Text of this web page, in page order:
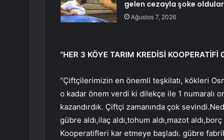
gelen cezayla şoke oldular
Ağustos 7, 2026
“HER 3 KÖYE TARIM KREDİSİ KOOPERATİFİ
“Çiftçilerimizin en önemli teşkilatı, kökleri
o kadar önem verdi ki dilekçe ile 1 numaralı
kazandırdık. Çiftçi zamanında çok
gübre aldı,ilaç aldı,tohum aldı,mazot
Kooperatifleri kar etmeye başladı. gübre